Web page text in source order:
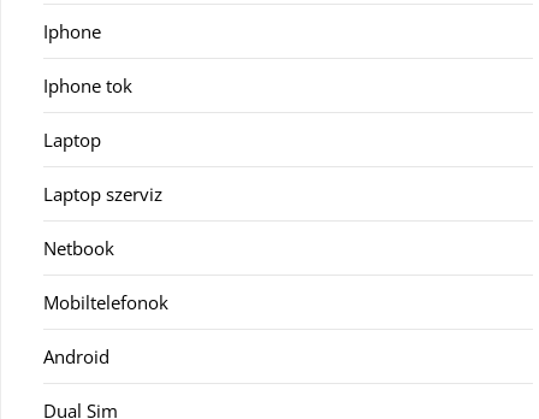
Iphone
Iphone tok
Laptop
Laptop szerviz
Netbook
Mobiltelefonok
Android
Dual Sim